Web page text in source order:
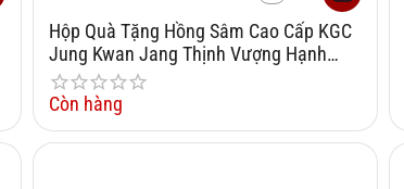
Hộp Quà Tặng Hồng Sâm Cao Cấp KGC
Jung Kwan Jang Thịnh Vượng Hạnh
Phúc
Còn hàng